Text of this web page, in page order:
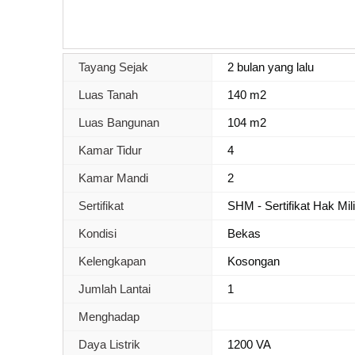
Tayang Sejak 2 bulan yang lalu
Luas Tanah 140 m2
Luas Bangunan 104 m2
Kamar Tidur 4
Kamar Mandi 2
Sertifikat SHM - Sertifikat Hak
Kondisi Bekas
Kelengkapan Kosongan
Jumlah Lantai 1
Menghadap
Daya Listrik 1200 VA